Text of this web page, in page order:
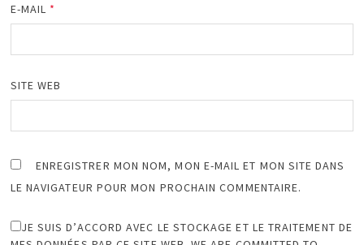
E-MAIL *
SITE WEB
ENREGISTRER MON NOM, MON E-MAIL ET MON SITE DANS
LE NAVIGATEUR POUR MON PROCHAIN COMMENTAIRE.
JE SUIS D’ACCORD AVEC LE STOCKAGE ET LE TRAITEMENT DE